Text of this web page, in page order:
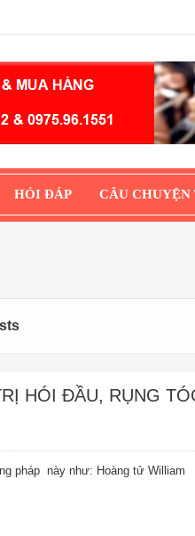
HỎI ĐÁP CÂU
HÓI ĐẦU, RỤNG
pháp này như: Hoàng tử William